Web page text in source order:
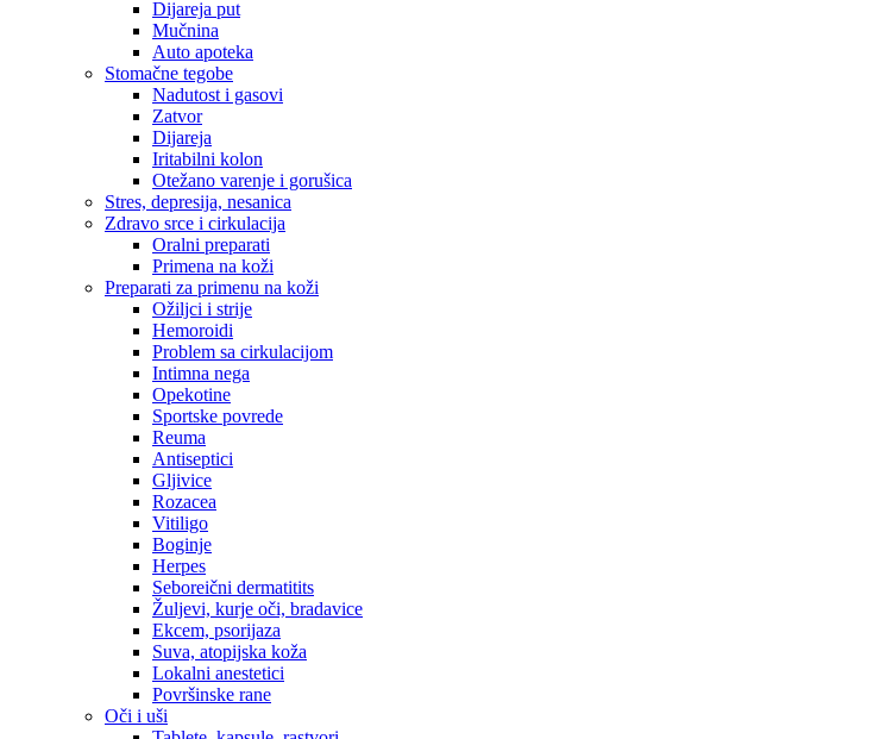
Dijareja put
Mučnina
Auto apoteka
Stomačne tegobe
Nadutost i gasovi
Zatvor
Dijareja
Iritabilni kolon
Otežano varenje i gorušica
Stres, depresija, nesanica
Zdravo srce i cirkulacija
Oralni preparati
Primena na koži
Preparati za primenu na koži
Ožiljci i strije
Hemoroidi
Problem sa cirkulacijom
Intimna nega
Opekotine
Sportske povrede
Reuma
Antiseptici
Gljivice
Rozacea
Vitiligo
Boginje
Herpes
Seboreični dermatitits
Žuljevi, kurje oči, bradavice
Ekcem, psorijaza
Suva, atopijska koža
Lokalni anestetici
Površinske rane
Oči i uši